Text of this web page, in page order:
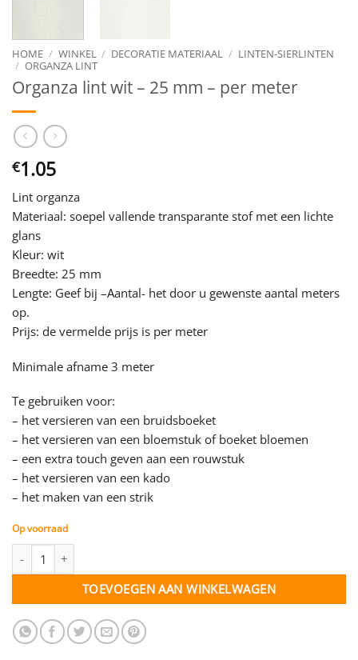
HOME / WINKEL / DECORATIE MATERIAAL / LINTEN-SIERLINTEN
/ ORGANZA LINT
Organza lint wit – 25 mm – per meter
€1.05
Lint organza
Materiaal: soepel vallende transparante stof met een lichte
glans
Kleur: wit
Breedte: 25 mm
Lengte: Geef bij –Aantal- het door u gewenste aantal meters
op.
Prijs: de vermelde prijs is per meter
Minimale afname 3 meter
Te gebruiken voor:
– het versieren van een bruidsboeket
– het versieren van een bloemstuk of boeket bloemen
– een extra touch geven aan een rouwstuk
– het versieren van een kado
– het maken van een strik
Op voorraad
TOEVOEGEN AAN WINKELWAGEN